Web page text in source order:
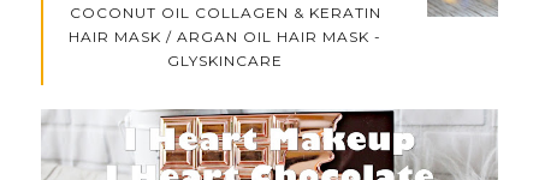
COCONUT OIL COLLAGEN & KERATIN
HAIR MASK / ARGAN OIL HAIR MASK -
GLYSKINCARE